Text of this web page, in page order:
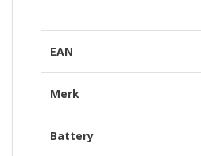
EAN
Merk
Battery